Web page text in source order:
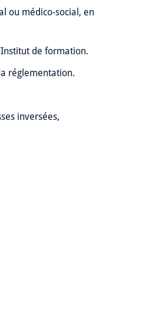
ou médico-social, en
de formation.
réglementation.
inversées,